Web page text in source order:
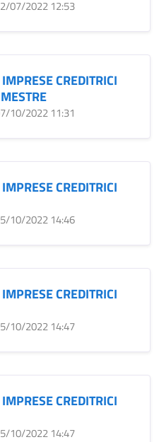
07/2022 12:53
CREDITRICI
10/2022 11:31
CREDITRICI
10/2022 14:46
CREDITRICI
10/2022 14:47
CREDITRICI
10/2022 14:47